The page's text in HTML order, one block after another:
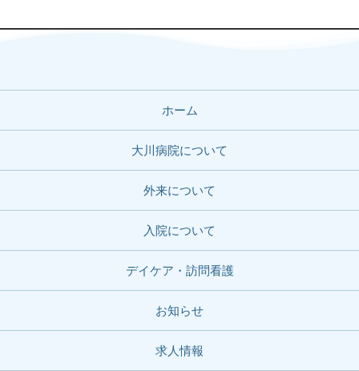
ホーム
大川病院について
外来について
入院について
デイケア・訪問看護
お知らせ
求人情報